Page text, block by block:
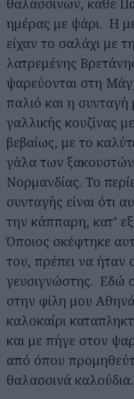
θαλασσινών, κάθε
ημέρας με ψάρι. Η
είχαν το σαλάχι με
λατρεμένης
ψαρεύονται στη
παλιό και η συνταγή
γαλλικής κουζίνας
βεβαίως, με το
γάλα των ξακουστών
Νορμανδίας. Το
συνταγής είναι ότι
την κάππαρη, κατ’
Όποιος σκέφτηκε
του, πρέπει να ήταν
γευσιγνώστης. Εδώ
στην φίλη μου
καλοκαίρι
και με πήγε στον
από όπου
θαλασσινά καλούδια.